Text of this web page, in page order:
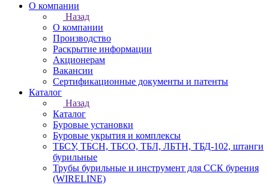
О компании
Назад
О компании
Производство
Раскрытие информации
Акционерам
Вакансии
Сертификационные документы и патенты
Каталог
Назад
Каталог
Буровые установки
Буровые укрытия и комплексы
ТБСУ, ТБСН, ТБСО, ТБЛ, ЛБТН, ТБД-102, штанги
бурильные
Трубы бурильные и инструмент для ССК бурения
(WIRELINE)